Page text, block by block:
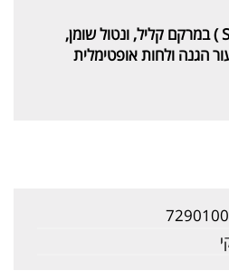
קרם לחות והגנה ( SPF30 ) במרקם קליל, ונטול שומן,
הגנה ולחות אופטימלית